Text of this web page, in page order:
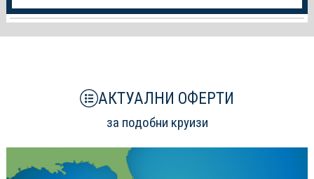
за
Круиза
АКТУАЛНИ ОФЕРТИ
за подобни круизи